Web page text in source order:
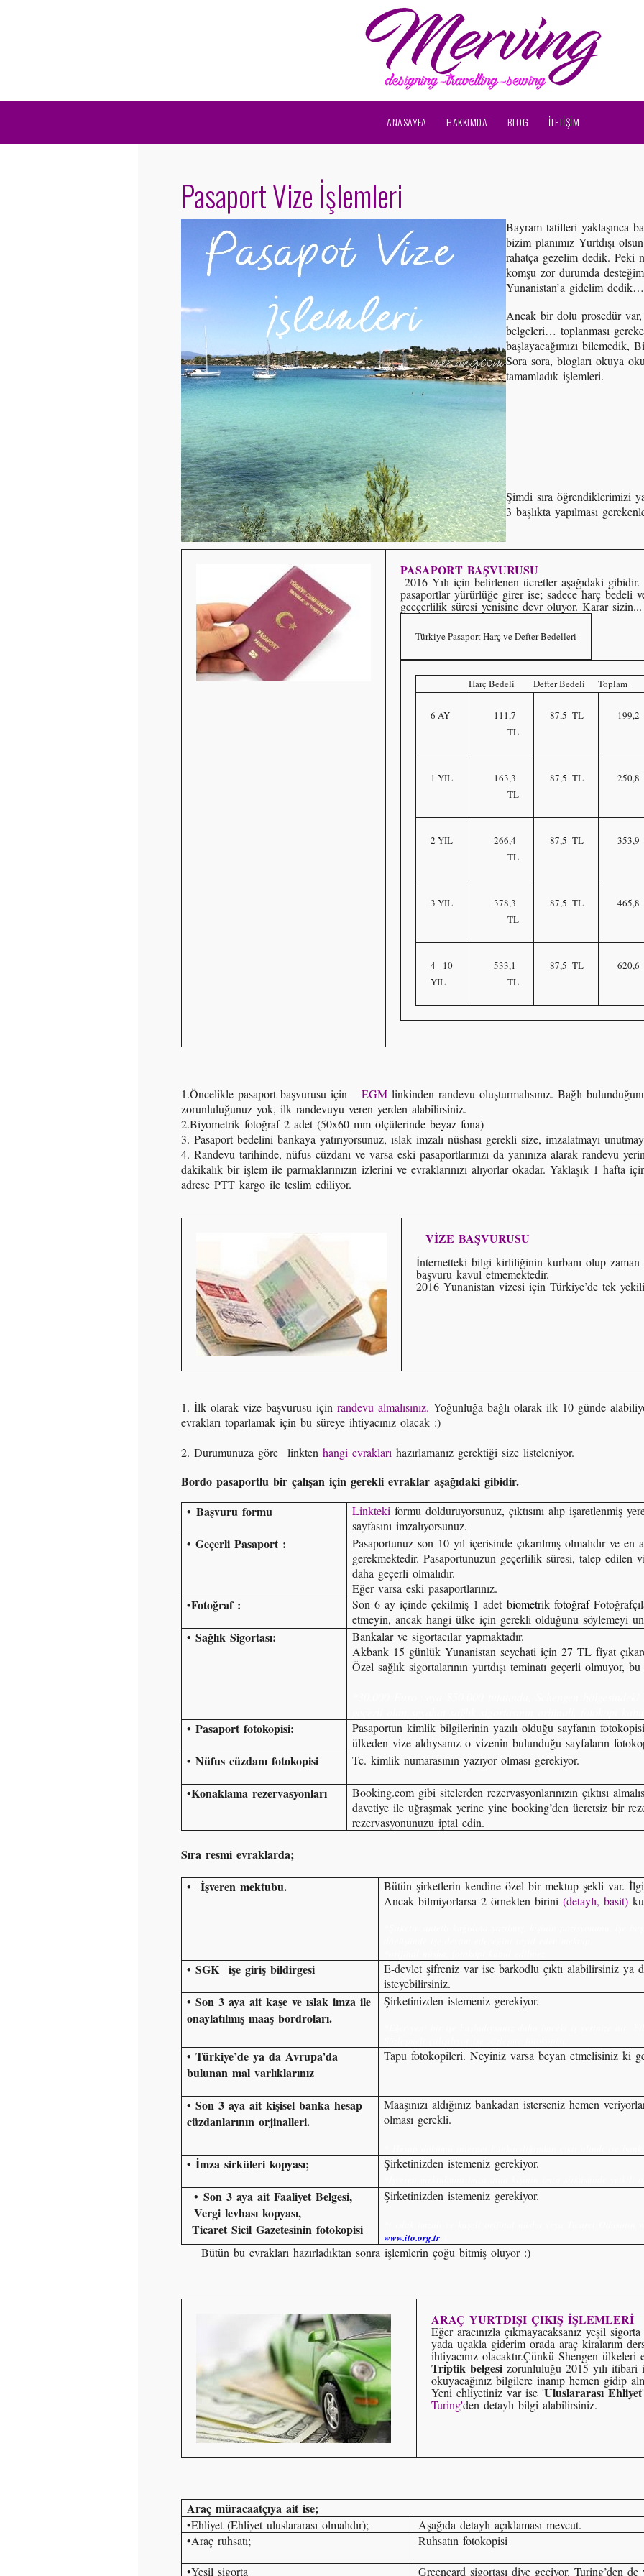
ANASAYFA HAKKIMDA BLOG İLETİŞİM
Pasaport Vize İşlemleri
Bayram tatilleri yaklaşınca
bizim planımız Yurtdışı
rahatça gezelim dedik.
komşu zor durumda
Yunanistan’a gidelim dedik…
Ancak bir dolu prosedür
belgeleri… toplanması
başlayacağımızı bilemedik,
Sora sora, blogları okuya
tamamladık işlemleri.
Şimdi sıra öğrendiklerimizi
3 başlıkta yapılması
PASAPORT BAŞVURUSU
2016 Yılı için belirlenen ücretler aşağıdaki gibidir.
pasaportlar yürürlüğe girer ise; sadece harç bedeli
geeçerlilik süresi yenisine devr oluyor. Karar sizin...
Türkiye Pasaport Harç ve Defter Bedelleri
Harç Bedeli Defter Bedeli Toplam
6 AY
111,7
TL
87,5 TL 199,2
1 YIL
163,3
TL
87,5 TL 250,8
2 YIL
266,4
TL
87,5 TL 353,9
3 YIL
378,3
TL
87,5 TL 465,8
4 - 10
YIL
533,1
TL
87,5 TL 620,6
1.Öncelikle pasaport başvurusu için EGM linkinden randevu oluşturmalısınız. Bağlı
zorunluluğunuz yok, ilk randevuyu veren yerden alabilirsiniz.
2.Biyometrik fotoğraf 2 adet (50x60 mm ölçülerinde beyaz fona)
3. Pasaport bedelini bankaya yatırıyorsunuz, ıslak imzalı nüshası gerekli size, imzalatmayı
4. Randevu tarihinde, nüfus cüzdanı ve varsa eski pasaportlarınızı da yanınıza alarak randevu
dakikalık bir işlem ile parmaklarınızın izlerini ve evraklarınızı alıyorlar okadar. Yaklaşık 1 hafta
adrese PTT kargo ile teslim ediliyor.
VİZE BAŞVURUSU
İnternetteki bilgi kirliliğinin kurbanı olup
başvuru kavul etmemektedir.
2016 Yunanistan vizesi için Türkiye’de tek yekili
1. İlk olarak vize başvurusu için randevu almalısınız. Yoğunluğa bağlı olarak ilk 10 günde
evrakları toparlamak için bu süreye ihtiyacınız olacak :)
2. Durumunuza göre linkten hangi evrakları hazırlamanız gerektiği size listeleniyor.
Bordo pasaportlu bir çalışan için gerekli evraklar aşağıdaki gibidir.
•Başvuru formu Linkteki formu dolduruyorsunuz, çıktısını alıp işaretlenmiş
sayfasını imzalıyorsunuz.
• Geçerli Pasaport :
Pasaportunuz son 10 yıl içerisinde çıkarılmış olmalıdır ve
gerekmektedir. Pasaportunuzun geçerlilik süresi, talep
daha geçerli olmalıdır.
Eğer varsa eski pasaportlarınız.
•Fotoğraf : Son 6 ay içinde çekilmiş 1 adetbiometrik fotoğraf
etmeyin, ancak hangi ülke için gerekli olduğunu söylemeyi
• Sağlık Sigortası:
Bankalar ve sigortacılar yapmaktadır.
Akbank 15 günlük Yunanistan seyehati için 27 TL fiyat
Özel sağlık sigortalarının yurtdışı teminatı geçerli olmuyor, bu
• Pasaport fotokopisi:
Pasaportun kimlik bilgilerinin yazılı olduğu sayfanın
ülkeden vize aldıysanız o vizenin bulunduğu sayfaların
•Nüfus cüzdanı fotokopisi Tc. kimlik numarasının yazıyor olması gerekiyor.
•Konaklama rezervasyonları
Booking.com gibi sitelerden rezervasyonlarınızın çıktısı
davetiye ile uğraşmak yerine yine booking’den ücretsiz bir
rezervasyonunuzu iptal edin.
Sıra resmi evraklarda;
•
İşveren mektubu.
Bütün şirketlerin kendine özel bir mektup şekli var.
Ancak bilmiyorlarsa 2 örnekten birini(detaylı, basit)
• SGK işe giriş bildirgesi
E-devlet şifreniz var ise barkodlu çıktı alabilirsiniz ya
isteyebilirsiniz.
• Son 3 aya ait kaşe ve ıslak imza ile
onaylatılmış maaş bordroları.
Şirketinizden istemeniz gerekiyor.
• Türkiye’de ya da Avrupa’da
bulunan mal varlıklarınız
Tapu fotokopileri. Neyiniz varsa beyan etmelisiniz ki
• Son 3 aya ait kişisel banka hesap
cüzdanlarının orjinalleri.
Maaşınızı aldığınız bankadan isterseniz hemen
olması gerekli.
• İmza sirküleri kopyası; Şirketinizden istemeniz gerekiyor.
• Son 3 aya ait Faaliyet Belgesi,
Vergi levhası kopyası,
Ticaret Sicil Gazetesinin fotokopisi
Şirketinizden istemeniz gerekiyor.
www.ito.org.tr
Bütün bu evrakları hazırladıktan sonra işlemlerin çoğu bitmiş oluyor :)
ARAÇ YURTDIŞI ÇIKIŞ İŞLEMLERİ
Eğer aracınızla çıkmayacaksanız yeşil
yada uçakla giderim orada araç kiralarım
ihtiyacınız olacaktır.Çünkü Shengen ülkeleri
Triptik belgesi zorunluluğu 2015 yılı itibari
okuyacağınız bilgilere inanıp hemen gidip
Yeni ehliyetiniz var ise 'Uluslararası Ehliyet
Turing'den detaylı bilgi alabilirsiniz.
Araç müracaatçıya ait ise;
•Ehliyet (Ehliyet uluslararası olmalıdır);
Aşağıda detaylı açıklaması mevcut.
•Araç ruhsatı;
Ruhsatın fotokopisi
•Yeşil sigorta Greencard sigortası diye geçiyor. Turing’den